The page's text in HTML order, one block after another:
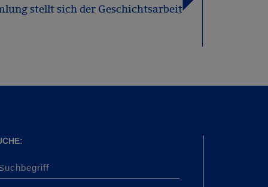
stellt sich der Geschichtsarbeit